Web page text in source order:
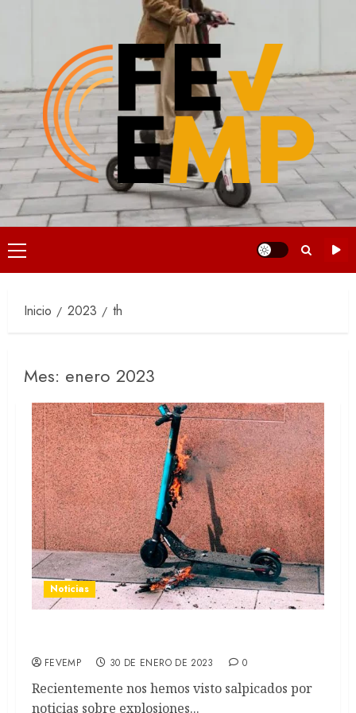
Menú
principal
Inicio 2023 th
Mes: enero 2023
Noticias
FEVEMP 30 DE ENERO DE 2023 0
Recientemente nos hemos visto salpicados por
noticias sobre explosiones...